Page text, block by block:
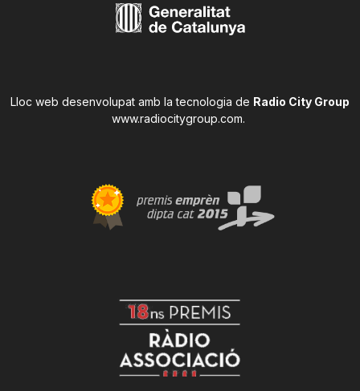
Lloc web desenvolupat amb la tecnologia de Radio City Group
www.radiocitygroup.com.